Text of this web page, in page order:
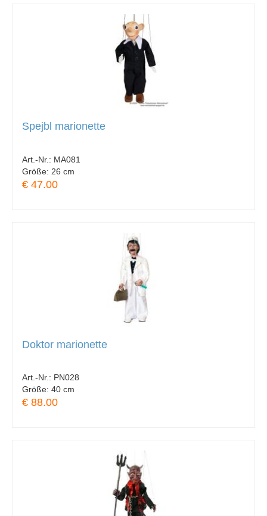
Spejbl marionette
Art.-Nr.: MA081
Größe: 26 cm
€ 47.00
Doktor marionette
Art.-Nr.: PN028
Größe: 40 cm
€ 88.00